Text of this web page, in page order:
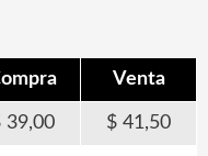
Venta
39,00 41,50